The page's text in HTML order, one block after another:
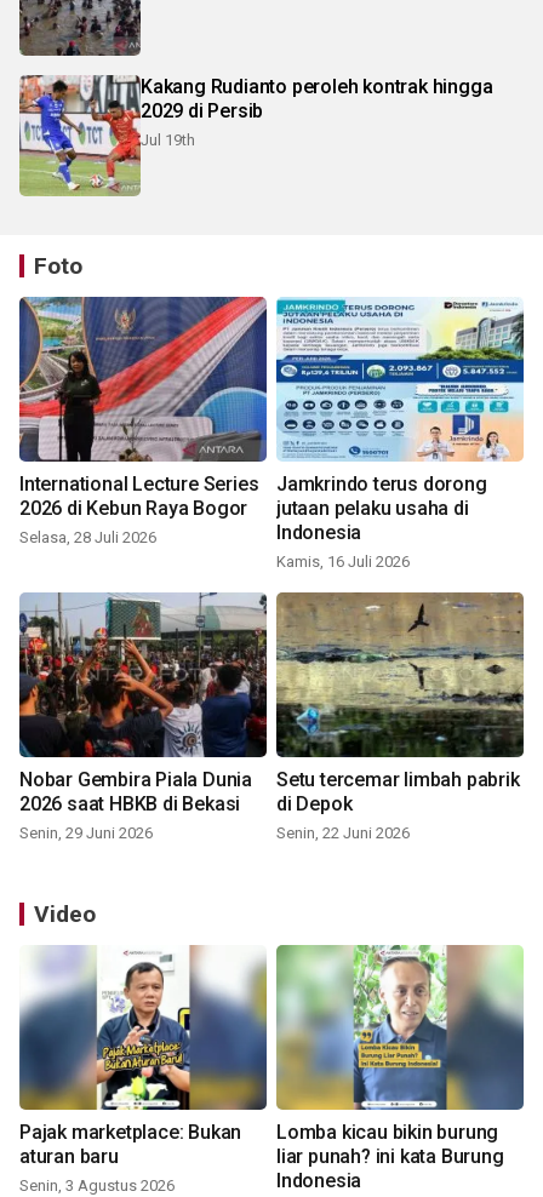
Kakang Rudianto peroleh kontrak hingga
2029 di Persib
Jul 19th
Foto
International Lecture Series
2026 di Kebun Raya Bogor
Selasa, 28 Juli 2026
Jamkrindo terus dorong
jutaan pelaku usaha di
Indonesia
Kamis, 16 Juli 2026
Nobar Gembira Piala Dunia
2026 saat HBKB di Bekasi
Senin, 29 Juni 2026
Setu tercemar limbah pabrik
di Depok
Senin, 22 Juni 2026
Video
Pajak marketplace: Bukan
aturan baru
Senin, 3 Agustus 2026
Lomba kicau bikin burung
liar punah? ini kata Burung
Indonesia